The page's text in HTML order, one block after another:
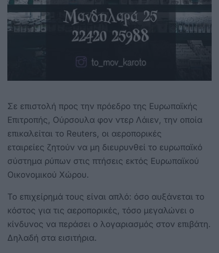
Σε επιστολή προς την πρόεδρο της Ευρωπαϊκής
Επιτροπής, Ούρσουλα φον ντερ Λάιεν, την οποία
επικαλείται το Reuters, οι αεροπορικές
εταιρείες ζητούν να μη διευρυνθεί το ευρωπαϊκό
σύστημα ρύπων στις πτήσεις εκτός Ευρωπαϊκού
Οικονομικού Χώρου.
Το επιχείρημά τους είναι απλό: όσο αυξάνεται το
κόστος για τις αεροπορικές, τόσο μεγαλώνει ο
κίνδυνος να περάσει ο λογαριασμός στον επιβάτη.
Δηλαδή στα εισιτήρια.